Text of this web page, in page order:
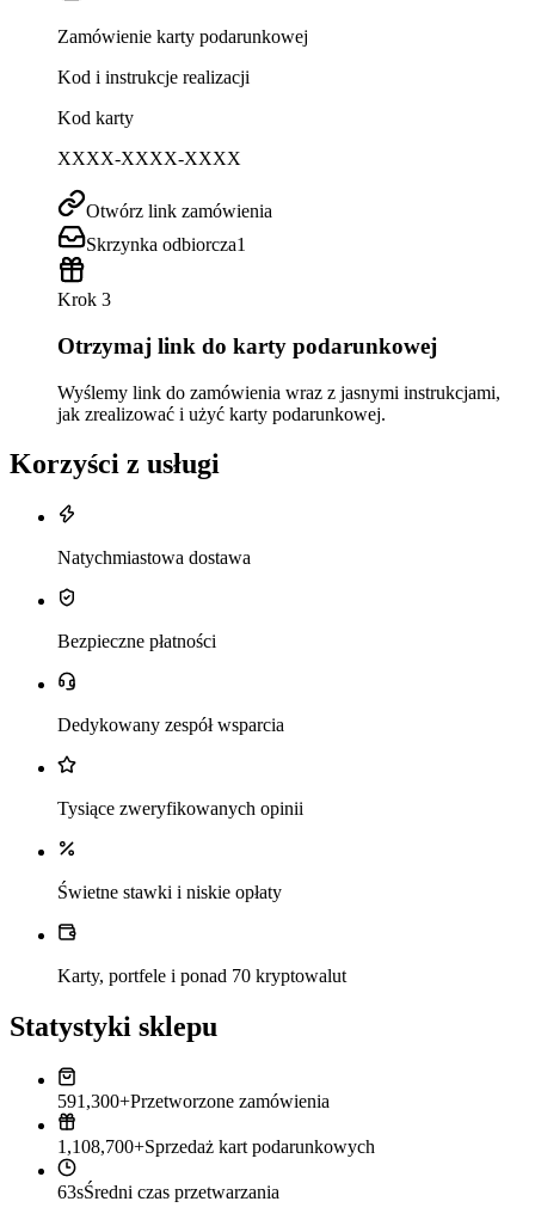
Zamówienie karty podarunkowej
Kod i instrukcje realizacji
Kod karty
XXXX-XXXX-XXXX
Otwórz link zamówienia
Skrzynka odbiorcza1
Krok 3
Otrzymaj link do karty podarunkowej
Wyślemy link do zamówienia wraz z jasnymi instrukcjami,
jak zrealizować i użyć karty podarunkowej.
Korzyści z usługi
Natychmiastowa dostawa
Bezpieczne płatności
Dedykowany zespół wsparcia
Tysiące zweryfikowanych opinii
Świetne stawki i niskie opłaty
Karty, portfele i ponad 70 kryptowalut
Statystyki sklepu
591,300+Przetworzone zamówienia
1,108,700+Sprzedaż kart podarunkowych
63sŚredni czas przetwarzania